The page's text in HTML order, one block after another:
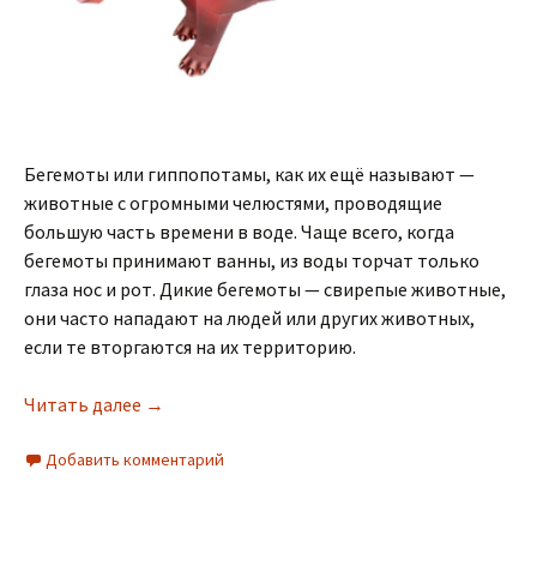
Бегемоты или гиппопотамы, как их ещё называют —
животные с огромными челюстями, проводящие
большую часть времени в воде. Чаще всего, когда
бегемоты принимают ванны, из воды торчат только
глаза нос и рот. Дикие бегемоты — свирепые животные,
они часто нападают на людей или других животных,
если те вторгаются на их территорию.
Читать далее →
Добавить комментарий